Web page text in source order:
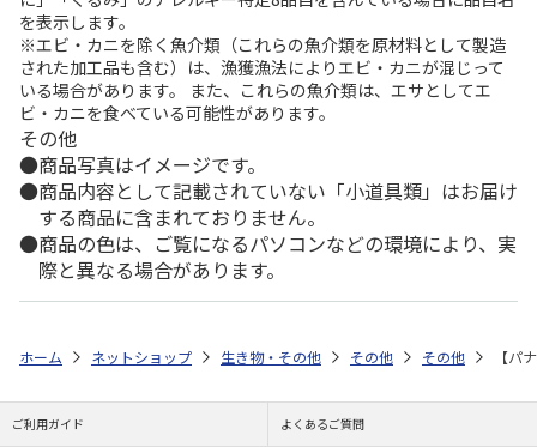
を表示します。
※エビ・カニを除く魚介類（これらの魚介類を原材料として製造
された加工品も含む）は、漁獲漁法によりエビ・カニが混じって
いる場合があります。 また、これらの魚介類は、エサとしてエ
ビ・カニを食べている可能性があります。
その他
商品写真はイメージです。
商品内容として記載されていない「小道具類」はお届け
する商品に含まれておりません。
商品の色は、ご覧になるパソコンなどの環境により、実
際と異なる場合があります。
ホーム ネットショップ 生き物・その他 その他 その他 【パ
ご利用ガイド よくあるご質問